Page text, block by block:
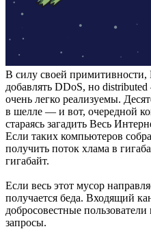
В силу своей
добавлять DDoS, но
очень легко реализуемы.
в шелле — и вот, очередной
стараясь загадить Весь
Если таких компьютеров
получить поток хлама в
гигабайт.
Если весь этот мусор
получается беда. Входящий
добросовестные
запросы.